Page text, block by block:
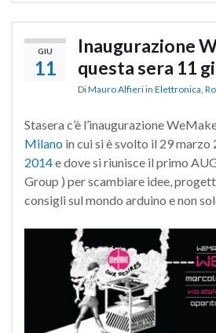
GIU
11
Inaugurazione
questa sera 11
DiMauro Alfieri in Elettronica
Stasera c’è l’inaugurazione
Milano in cui si è svolto il 29 marzo
2014e dove si riunisce il primo
Group ) per scambiare idee,
consigli sul mondo arduino e non